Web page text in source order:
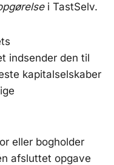
i TastSelv.
indsender den til
kapitalselskaber
eller bogholder
afsluttet opgave